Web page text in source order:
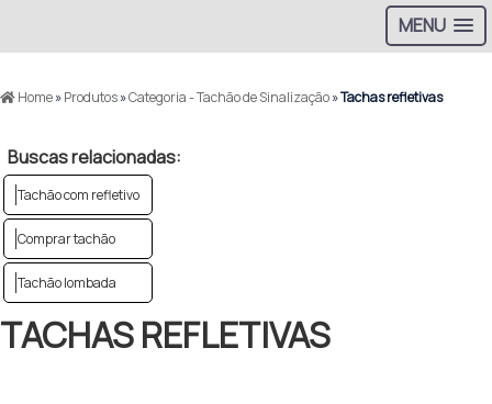
MENU
Home»Produtos»Categoria - Tachão de Sinalização»Tachas refletivas
Buscas relacionadas:
Tachão com refletivo
Comprar tachão
Tachão lombada
TACHAS REFLETIVAS